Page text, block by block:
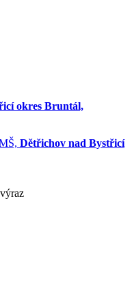
okres Bruntál,
Dětřichov nad Bystřicí